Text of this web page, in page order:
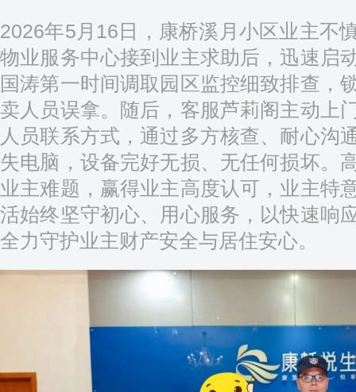
2026年5月16日，康桥溪月小区业主不
物业服务中心接到业主求助后，迅速启
国涛第一时间调取园区监控细致排查，
卖人员误拿。随后，客服芦莉阁主动上
人员联系方式，通过多方核查、耐心沟
失电脑，设备完好无损、无任何损坏。
业主难题，赢得业主高度认可，业主特
活始终坚守初心、用心服务，以快速响
全力守护业主财产安全与居住安心。